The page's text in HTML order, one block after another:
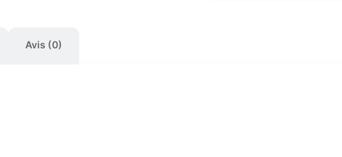
Avis (0)